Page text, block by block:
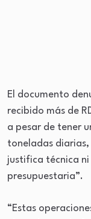
El documento
recibido más de
a pesar de tener
toneladas
justifica técnica
presupuestaria”.
“Estas